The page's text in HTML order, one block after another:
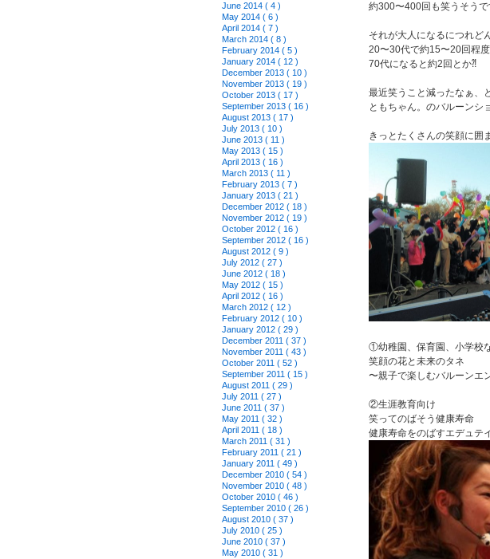
June 2014 ( 4 )
May 2014 ( 6 )
April 2014 ( 7 )
March 2014 ( 8 )
February 2014 ( 5 )
January 2014 ( 12 )
December 2013 ( 10 )
November 2013 ( 19 )
October 2013 ( 17 )
September 2013 ( 16 )
August 2013 ( 17 )
July 2013 ( 10 )
June 2013 ( 11 )
May 2013 ( 15 )
April 2013 ( 16 )
March 2013 ( 11 )
February 2013 ( 7 )
January 2013 ( 21 )
December 2012 ( 18 )
November 2012 ( 19 )
October 2012 ( 16 )
September 2012 ( 16 )
August 2012 ( 9 )
July 2012 ( 27 )
June 2012 ( 18 )
May 2012 ( 15 )
April 2012 ( 16 )
March 2012 ( 12 )
February 2012 ( 10 )
January 2012 ( 29 )
December 2011 ( 37 )
November 2011 ( 43 )
October 2011 ( 52 )
September 2011 ( 15 )
August 2011 ( 29 )
July 2011 ( 27 )
June 2011 ( 37 )
May 2011 ( 32 )
April 2011 ( 18 )
March 2011 ( 31 )
February 2011 ( 21 )
January 2011 ( 49 )
December 2010 ( 54 )
November 2010 ( 48 )
October 2010 ( 46 )
September 2010 ( 26 )
August 2010 ( 37 )
July 2010 ( 25 )
June 2010 ( 37 )
May 2010 ( 31 )
約300〜400回も笑うそうで
それが大人になるにつれど
20〜30代で約15〜20回程度
70代になると約2回とか⁈
最近笑うこと減ったなぁ、
ともちゃん。のバルーンシ
きっとたくさんの笑顔に囲
①幼稚園、保育園、小学校
笑顔の花と未来のタネ
〜親子で楽しむバルーンエ
②生涯教育向け
笑ってのばそう健康寿命
健康寿命をのばすエデュテ